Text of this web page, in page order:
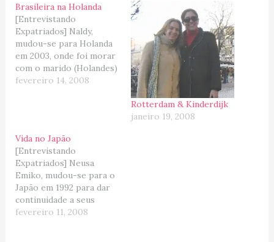
Brasileira na Holanda
[Entrevistando
Expatriados] Naldy,
mudou-se para Holanda
em 2003, onde foi morar
com o marido (Holandes)
e os filhos. De uma
para a Terra dos Tulipas.
Ela ressalta a
importância de aprender
a língua, os…
fevereiro 14, 2008
Rotterdam & Kinderdijk
janeiro 19, 2008
Vida no Japão
[Entrevistando
Expatriados] Neusa
Emiko, mudou-se para o
Japão em 1992 para dar
continuidade a seus
estudos como
fevereiro 11, 2008